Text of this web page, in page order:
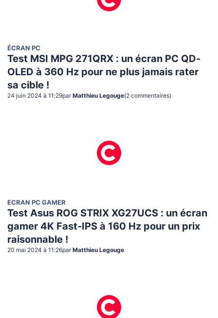
ÉCRAN PC
Test MSI MPG 271QRX : un écran PC QD-
OLED à 360 Hz pour ne plus jamais rater
sa cible !
24 juin 2024 à 11:29par Matthieu Legouge(2 commentaires)
ECRAN PC GAMER
Test Asus ROG STRIX XG27UCS : un écran
gamer 4K Fast-IPS à 160 Hz pour un prix
raisonnable !
20 mai 2024 à 11:26par Matthieu Legouge